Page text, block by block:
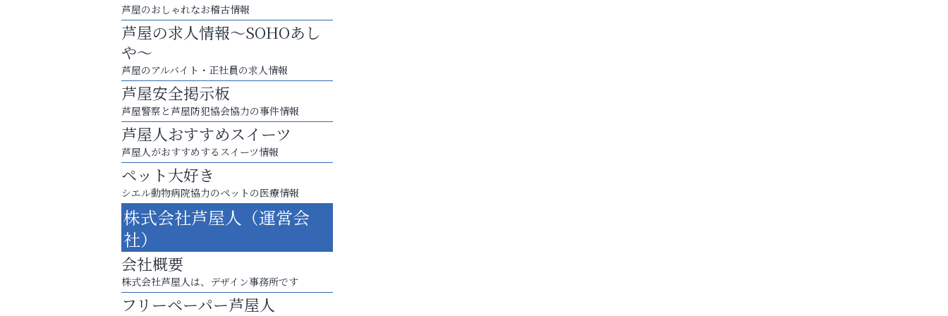
芦屋・西宮・神戸の新店舗PRやリニューアル告
知などお気軽にご相談ください。
整体院エスコート・芦屋サロ
ン
芦屋のおしゃれなお稽古情報
芦屋の求人情報～SOHOあし
や～
芦屋のアルバイト・正社員の求人情報
芦屋安全掲示板
芦屋警察と芦屋防犯協会協力の事件情報
芦屋人おすすめスイーツ
芦屋人がおすすめするスイーツ情報
ペット大好き
シエル動物病院協力のペットの医療情報
株式会社芦屋人（運営会
社）
会社概要
株式会社芦屋人は、デザイン事務所です
フリーペーパー芦屋人